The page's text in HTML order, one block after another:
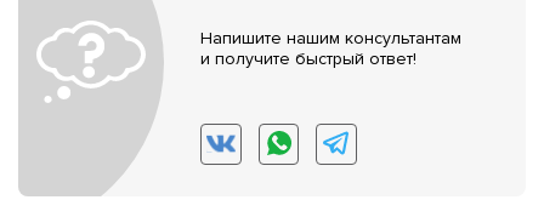
Напишите нашим консультантам
и получите быстрый ответ!